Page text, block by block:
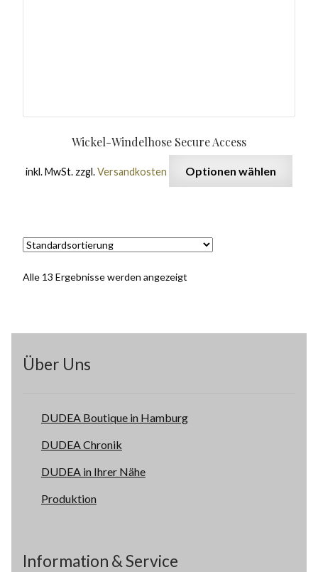
Wickel-Windelhose Secure Access
inkl. MwSt. zzgl.Versandkosten Optionen wählen
Alle 13 Ergebnisse werden angezeigt
Über Uns
DUDEA Boutique in Hamburg
DUDEA Chronik
DUDEA in Ihrer Nähe
Produktion
Information & Service